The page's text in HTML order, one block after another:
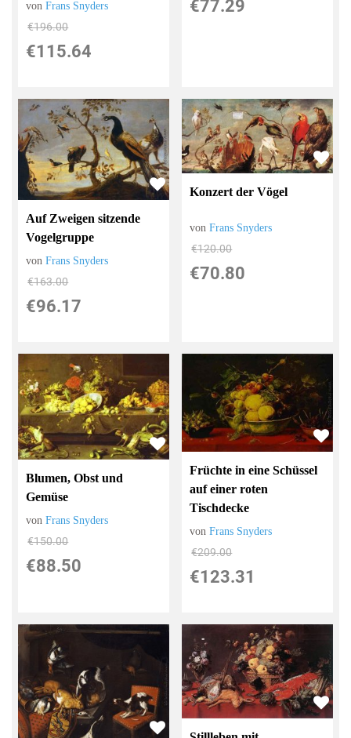
vonFrans Snyders
€196.00
€115.64
€77.29
Auf Zweigen sitzende
Vogelgruppe
vonFrans Snyders
€163.00
€96.17
Konzert der Vögel
vonFrans Snyders
€120.00
€70.80
Blumen, Obst und
Gemüse
vonFrans Snyders
€150.00
€88.50
Früchte in eine Schüssel
auf einer roten
Tischdecke
vonFrans Snyders
€209.00
€123.31